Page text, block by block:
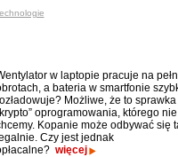
w laptopie pracuje na
a bateria w smartfonie
Możliwe, że to sprawka
oprogramowania, którego nie
Kopanie może odbywać się
Czy jest jednak
więcej